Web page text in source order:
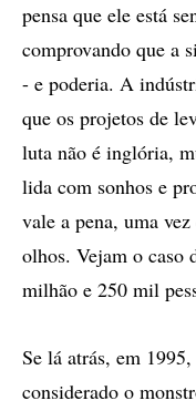
pensa que ele está
comprovando que a
- e poderia. A
que os projetos de
luta não é inglória,
lida com sonhos e
vale a pena, uma
olhos. Vejam o caso
milhão e 250 mil
Se lá atrás, em
considerado o